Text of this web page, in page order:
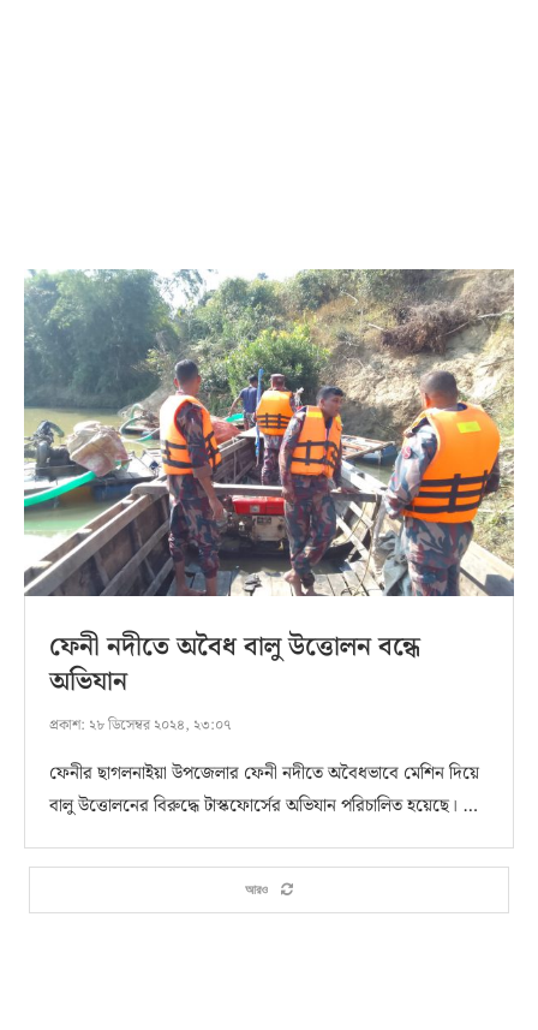
ফেনী নদীতে অবৈধ বালু উত্তোলন বন্ধে
অভিযান
প্রকাশ: ২৮ ডিসেম্বর ২০২৪, ২৩:০৭
ফেনীর ছাগলনাইয়া উপজেলার ফেনী নদীতে অবৈধভাবে মেশিন দিয়ে
বালু উত্তোলনের বিরুদ্ধে টাস্কফোর্সের অভিযান পরিচালিত হয়েছে। …
আরও